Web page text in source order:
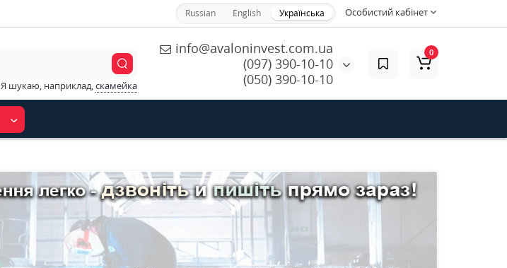
Особистий кабінет
Russian English Українська
info@avaloninvest.com.ua
(097) 390-10-10
(050) 390-10-10
Я шукаю, наприклад,скамейка
0